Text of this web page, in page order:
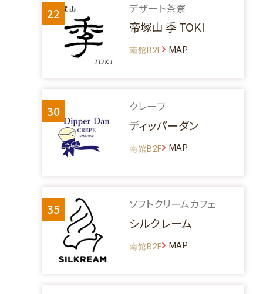
22 デザート茶寮
帝塚山 季 TOKI
南館B2F MAP
30 クレープ
ディッパーダン
南館B2F MAP
35 ソフトクリームカフェ
シルクレーム
南館B2F MAP